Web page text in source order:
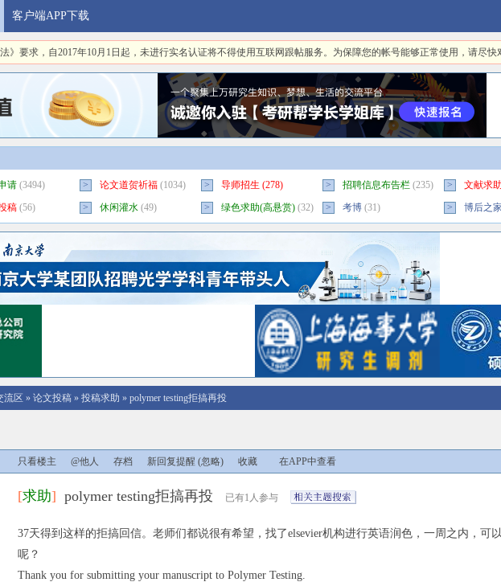
客户端APP下载
》要求，自2017年10月1日起，未进行实名认证将不得使用互联网跟帖服务。为保障您的帐号能够正常使用，请尽
请(3494) > 论文道贺祈福(1034) > 导师招生 (278) > 招聘信息布告栏(235) >
文献求
稿(56) > 休闲灌水(49) > 绿色求助(高悬赏)(32) > 考博(31) > 博后之
流区 » 论文投稿» 投稿求助 » polymer testing拒搞再投
只看楼主 @他人 存档 新回复提醒 (忽略) 收藏 在APP中查看
[求助] polymer testing拒搞再投 已有1人参与
37天得到这样的拒搞回信。老师们都说很有希望，找了elsevier机构进行英语润色，一周之内，可
呢？
Thank you for submitting your manuscript to Polymer Testing.